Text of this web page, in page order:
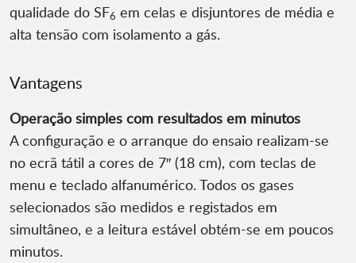
qualidade do SF6 em celas e disjuntores de média e
alta tensão com isolamento a gás.
Vantagens
Operação simples com resultados em minutos
A configuração e o arranque do ensaio realizam-se
no ecrã tátil a cores de 7″ (18 cm), com teclas de
menu e teclado alfanumérico. Todos os gases
selecionados são medidos e registados em
simultâneo, e a leitura estável obtém-se em poucos
minutos.